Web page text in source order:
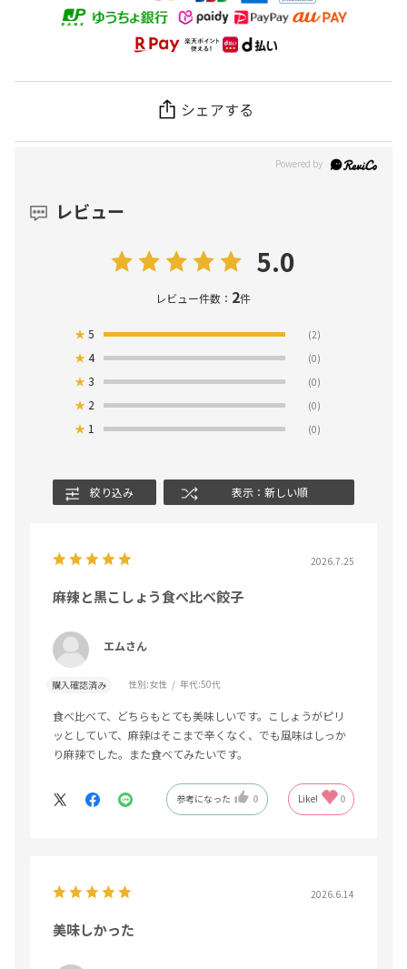
シェアする
レビュー
5.0
レビュー件数： 2件
★5 (2)
★4 (0)
★3 (0)
★ 2 (0)
★ 1 (0)
絞り込み 表示：新しい順
2026.7.25
麻辣と黒こしょう食べ比べ餃子
エムさん
購入確認済み 性別:女性 年代:50代
食べ比べて、どちらもとても美味しいです。こしょうがピリ
ッとしていて、麻辣はそこまで辛くなく、でも風味はしっか
り麻辣でした。また食べてみたいです。
参考になった 0 Like! 0
2026.6.14
美味しかった